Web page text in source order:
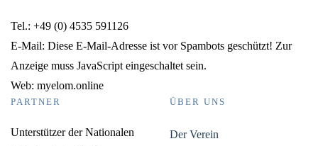
Tel.: +49 (0) 4535 591126
E-Mail: Diese E-Mail-Adresse ist vor Spambots geschützt! Zur
Anzeige muss JavaScript eingeschaltet sein.
Web: myelom.online
PARTNER
Unterstützer der Nationalen
ÜBER UNS
Der Verein